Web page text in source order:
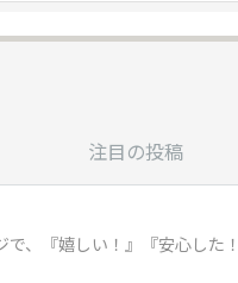
注目の投稿
、『嬉しい！』『安心し